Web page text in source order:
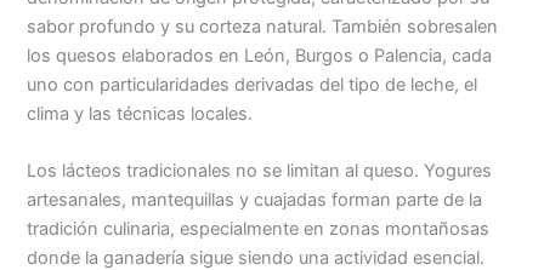
sabor profundo y su corteza natural. También sobresalen
los quesos elaborados en León, Burgos o Palencia, cada
uno con particularidades derivadas del tipo de leche, el
clima y las técnicas locales.
Los lácteos tradicionales no se limitan al queso. Yogures
artesanales, mantequillas y cuajadas forman parte de la
tradición culinaria, especialmente en zonas montañosas
donde la ganadería sigue siendo una actividad esencial.